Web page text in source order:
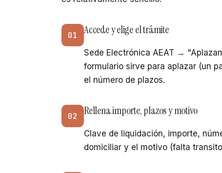
01 Accede y elige el trámite
Sede Electrónica AEAT →
formulario sirve para aplazar (un
el número de plazos.
02 Rellena importe, plazos y motivo
Clave de liquidación, importe,
domiciliar y el motivo (falta